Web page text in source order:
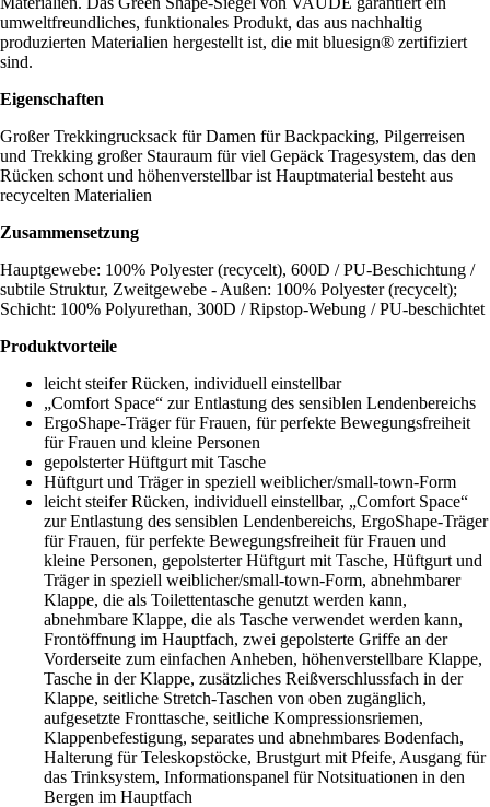
umweltfreundliches, funktionales Produkt, das aus nachhaltig
produzierten Materialien hergestellt ist, die mit bluesign® zertifiziert
sind.
Eigenschaften
Großer Trekkingrucksack für Damen für Backpacking, Pilgerreisen
und Trekking großer Stauraum für viel Gepäck Tragesystem, das den
Rücken schont und höhenverstellbar ist Hauptmaterial besteht aus
recycelten Materialien
Zusammensetzung
Hauptgewebe: 100% Polyester (recycelt), 600D / PU-Beschichtung /
subtile Struktur, Zweitgewebe - Außen: 100% Polyester (recycelt);
Schicht: 100% Polyurethan, 300D / Ripstop-Webung / PU-beschichtet
Produktvorteile
leicht steifer Rücken, individuell einstellbar
„Comfort Space“ zur Entlastung des sensiblen Lendenbereichs
ErgoShape-Träger für Frauen, für perfekte Bewegungsfreiheit
für Frauen und kleine Personen
gepolsterter Hüftgurt mit Tasche
Hüftgurt und Träger in speziell weiblicher/small-town-Form
leicht steifer Rücken, individuell einstellbar, „Comfort Space“
zur Entlastung des sensiblen Lendenbereichs, ErgoShape-Träger
für Frauen, für perfekte Bewegungsfreiheit für Frauen und
kleine Personen, gepolsterter Hüftgurt mit Tasche, Hüftgurt und
Träger in speziell weiblicher/small-town-Form, abnehmbarer
Klappe, die als Toilettentasche genutzt werden kann,
abnehmbare Klappe, die als Tasche verwendet werden kann,
Frontöffnung im Hauptfach, zwei gepolsterte Griffe an der
Vorderseite zum einfachen Anheben, höhenverstellbare Klappe,
Tasche in der Klappe, zusätzliches Reißverschlussfach in der
Klappe, seitliche Stretch-Taschen von oben zugänglich,
aufgesetzte Fronttasche, seitliche Kompressionsriemen,
Klappenbefestigung, separates und abnehmbares Bodenfach,
Halterung für Teleskopstöcke, Brustgurt mit Pfeife, Ausgang für
das Trinksystem, Informationspanel für Notsituationen in den
Bergen im Hauptfach